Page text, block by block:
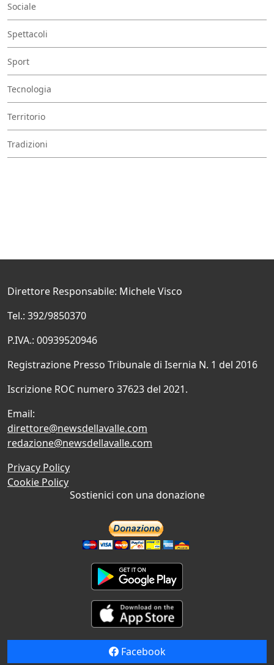
Sociale
Spettacoli
Sport
Tecnologia
Territorio
Tradizioni
Direttore Responsabile: Michele Visco
Tel.: 392/9850370
P.IVA.: 00939520946
Registrazione Presso Tribunale di Isernia N. 1 del 2016
Iscrizione ROC numero 37623 del 2021.
Email:
direttore@newsdellavalle.com
redazione@newsdellavalle.com
Privacy Policy
Cookie Policy
Sostienici con una donazione
Facebook